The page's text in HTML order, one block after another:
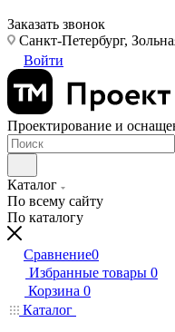
Заказать звонок
Санкт-Петербург,
Войти
Проектирование и
Каталог
По всему сайту
По каталогу
Сравнение0
Избранные товары 0
Корзина 0
Каталог